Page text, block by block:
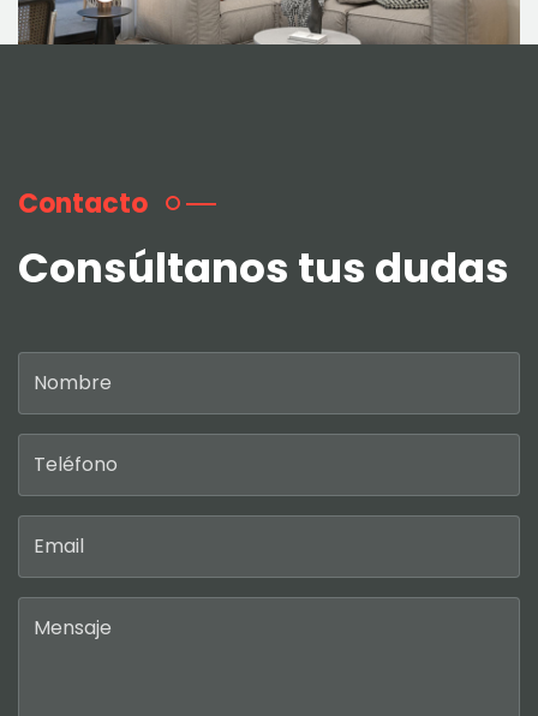
Contacto
Consúltanos tus dudas